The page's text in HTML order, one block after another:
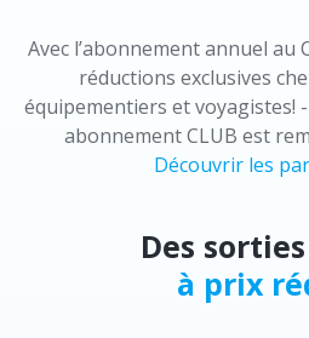
Avec l’abonnement annuel au
réductions exclusives
équipementiers et voyagistes! -
abonnement CLUB est
Découvrir les
Des
à prix